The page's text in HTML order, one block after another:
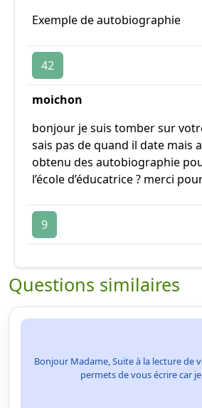
Exemple de autobiographie
42
moichon
bonjour je suis tomber sur
sais pas de quand il date mais
obtenu des autobiographie
l’école d’éducatrice ? merci
9
Questions similaires
Bonjour Madame, Suite à la lecture de
permets de vous écrire car